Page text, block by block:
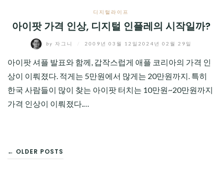
디지털라이프
아이팟 가격 인상, 디지털 인플레의 시작일까?
by 자그니 2009년 03월 12일 2024년 02월 29일
아이팟 셔플 발표와 함께, 갑작스럽게 애플 코리아의 가격 인
상이 이뤄졌다. 적게는 5만원에서 많게는 20만원까지. 특히
한국 사람들이 많이 찾는 아이팟 터치는 10만원~20만원까지
가격 인상이 이뤄졌다.…
글
← OLDER POSTS